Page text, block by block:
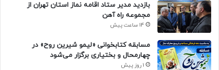
بازدید مدیر ستاد اقامه نماز استان تهران از
مجموعه راه آهن
14 ساعت پیش
مسابقه کتابخوانی «لیمو شیرین روح» در
چهارمحال و بختیاری برگزار می‌شود
1 روز پیش